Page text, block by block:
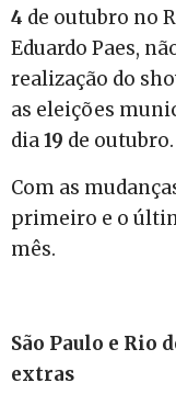
4 de outubro no
Eduardo Paes,
realização do
as eleições
dia19 de outubro.
Com as
primeiro e o
mês.
São Paulo e Rio
extras